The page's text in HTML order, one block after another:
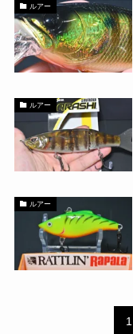
ルアー
ルアー
ルアー
1